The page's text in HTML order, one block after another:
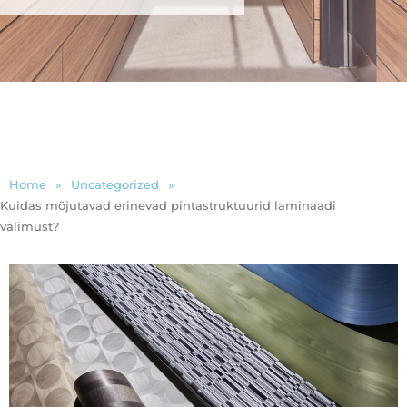
Home » Uncategorized
»
Kuidas mõjutavad erinevad pintastruktuurid laminaadi
välimust?